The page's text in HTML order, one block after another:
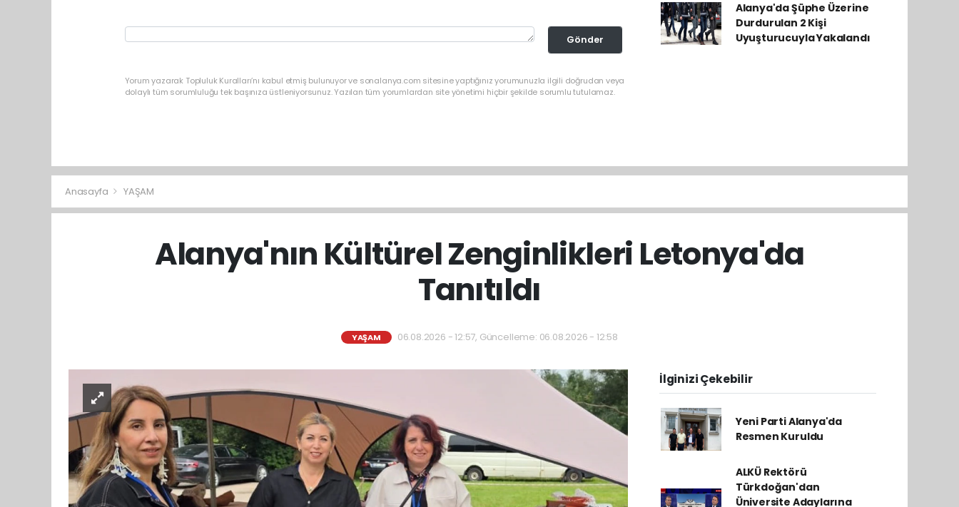
Gönder
Yorum yazarak Topluluk Kuralları’nı kabul etmiş bulunuyor ve sonalanya.com sitesine yaptığınız yorumunuzla ilgili doğrudan veya
dolaylı tüm sorumluluğu tek başınıza üstleniyorsunuz. Yazılan tüm yorumlardan site yönetimi hiçbir şekilde sorumlu tutulamaz.
Alanya'da Şüphe Üzerine
Durdurulan 2 Kişi
Uyuşturucuyla Yakalandı
Anasayfa YAŞAM
Alanya'nın Kültürel Zenginlikleri Letonya'da
Tanıtıldı
YAŞAM 06.08.2026 - 12:57, Güncelleme: 06.08.2026 - 12:58
İlginizi Çekebilir
Yeni Parti Alanya'da
Resmen Kuruldu
ALKÜ Rektörü
Türkdoğan'dan
Üniversite Adaylarına